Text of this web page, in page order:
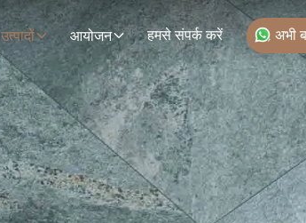
उत्पादों आयोजन हमसे संपर्क करें अभी